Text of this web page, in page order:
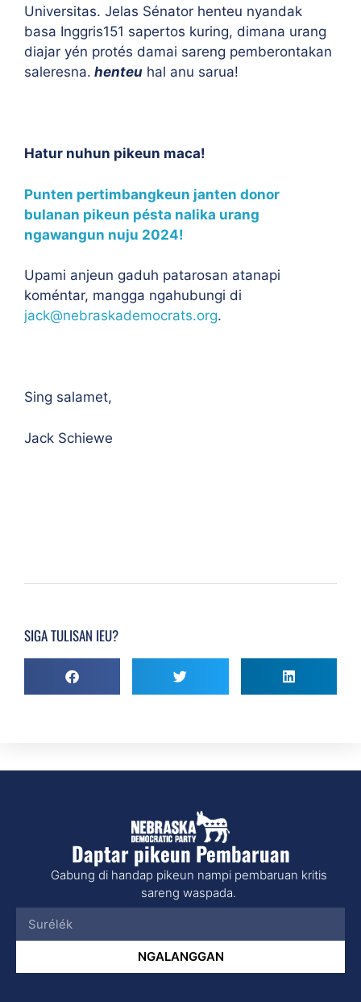
Universitas. Jelas Sénator henteu nyandak
basa Inggris151 sapertos kuring, dimana urang
diajar yén protés damai sareng pemberontakan
saleresna. henteu hal anu sarua!
Hatur nuhun pikeun maca!
Punten pertimbangkeun janten donor
bulanan pikeun pésta nalika urang
ngawangun nuju 2024!
Upami anjeun gaduh patarosan atanapi
koméntar, mangga ngahubungi di
jack@nebraskademocrats.org.
Sing salamet,
Jack Schiewe
SIGA TULISAN IEU?
Daptar pikeun Pembaruan
Gabung di handap pikeun nampi pembaruan kritis
sareng waspada.
NGALANGGAN